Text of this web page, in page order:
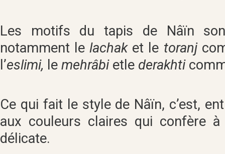
Les motifs du tapis de Nâïn
notamment le lachak et le toranj
l’eslimi, le mehrâbi etle derakhti
Ce qui fait le style de Nâïn, c’est,
aux couleurs claires qui confère
délicate.